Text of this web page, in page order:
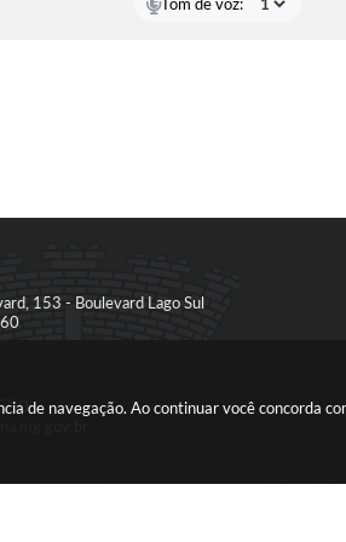
de navegação. Ao continuar você concorda
153 - Boulevard Lago Sul